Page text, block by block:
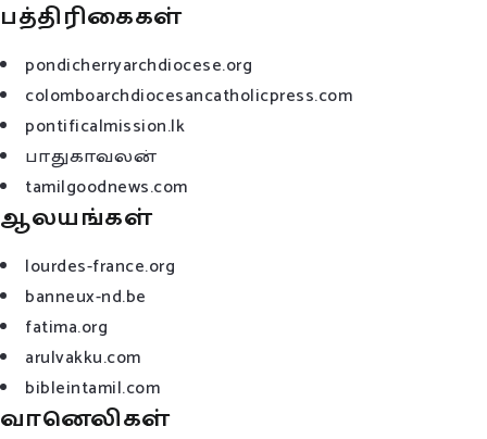
பத்திரிகைகள்
pondicherryarchdiocese.org
colomboarchdiocesancatholicpress.com
pontificalmission.lk
பாதுகாவலன்
tamilgoodnews.com
ஆலயங்கள்
lourdes-france.org
banneux-nd.be
fatima.org
arulvakku.com
bibleintamil.com
வானெலிகள்